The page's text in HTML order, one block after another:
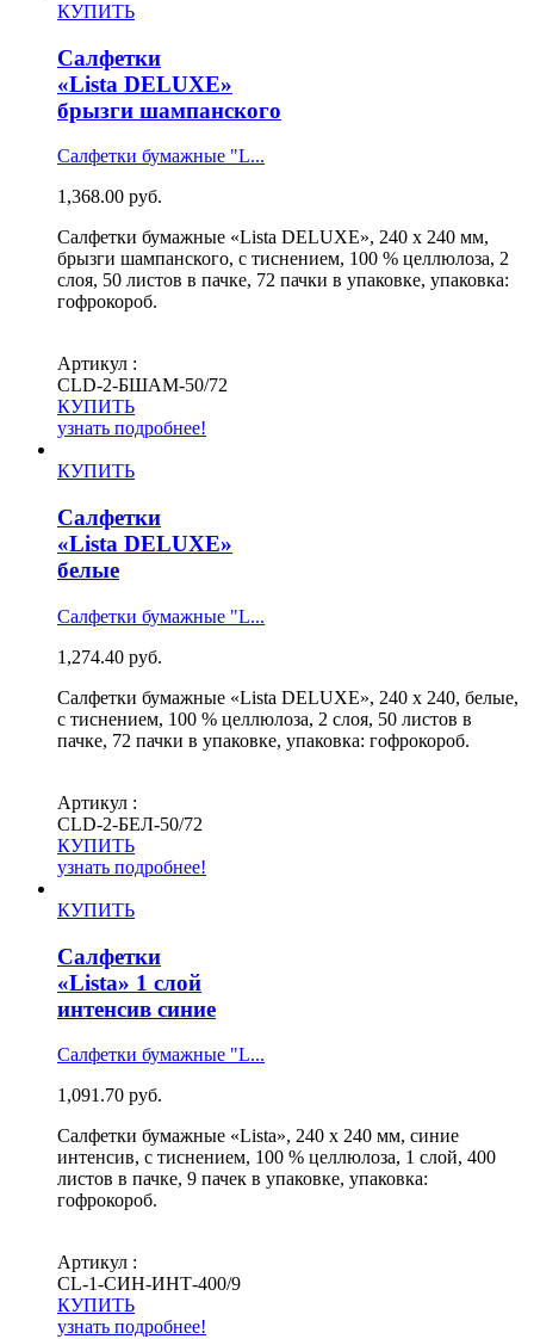
КУПИТЬ
Салфетки
«Lista DELUXE»
брызги шампанского
Салфетки бумажные "L...
1,368.00 руб.
Салфетки бумажные «Lista DELUXE», 240 х 240 мм,
брызги шампанского, с тиснением, 100 % целлюлоза, 2
слоя, 50 листов в пачке, 72 пачки в упаковке, упаковка:
гофрокороб.
Артикул :
СLD-2-БШАМ-50/72
КУПИТЬ
узнать подробнее!
КУПИТЬ
Салфетки
«Lista DELUXE»
белые
Салфетки бумажные "L...
1,274.40 руб.
Салфетки бумажные «Lista DELUXE», 240 х 240, белые,
с тиснением, 100 % целлюлоза, 2 слоя, 50 листов в
пачке, 72 пачки в упаковке, упаковка: гофрокороб.
Артикул :
СLD-2-БЕЛ-50/72
КУПИТЬ
узнать подробнее!
КУПИТЬ
Салфетки
«Lista» 1 слой
интенсив синие
Салфетки бумажные "L...
1,091.70 руб.
Салфетки бумажные «Lista», 240 х 240 мм, синие
интенсив, с тиснением, 100 % целлюлоза, 1 слой, 400
листов в пачке, 9 пачек в упаковке, упаковка:
гофрокороб.
Артикул :
СL-1-СИН-ИНТ-400/9
КУПИТЬ
узнать подробнее!